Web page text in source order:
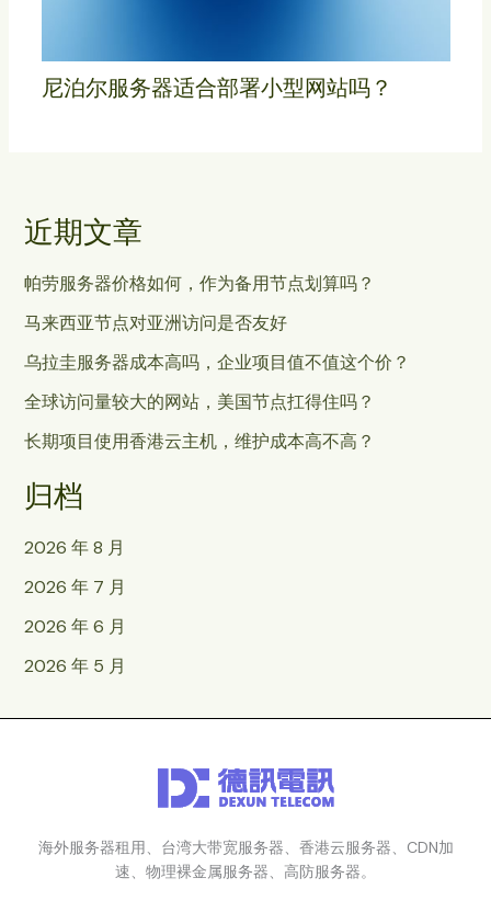
尼泊尔服务器适合部署小型网站吗？
近期文章
帕劳服务器价格如何，作为备用节点划算吗？
马来西亚节点对亚洲访问是否友好
乌拉圭服务器成本高吗，企业项目值不值这个价？
全球访问量较大的网站，美国节点扛得住吗？
长期项目使用香港云主机，维护成本高不高？
归档
2026 年 8 月
2026 年 7 月
2026 年 6 月
2026 年 5 月
海外服务器租用、台湾大带宽服务器、香港云服务器、CDN加
速、物理裸金属服务器、高防服务器。